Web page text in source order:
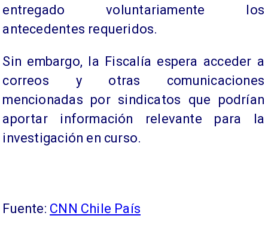
entregado voluntariamente los
antecedentes requeridos.
Sin embargo, la Fiscalía espera acceder a
correos y otras comunicaciones
mencionadas por sindicatos que podrían
aportar información relevante para la
investigación en curso.
Fuente: CNN Chile País